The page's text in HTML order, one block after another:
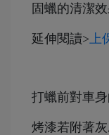
固蠟的清潔
延伸閱讀>
打蠟前對車
烤漆若附著